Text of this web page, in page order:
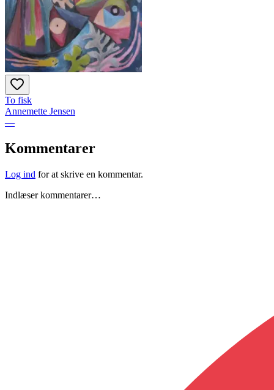
To fisk
Annemette Jensen
—
Kommentarer
Log ind for at skrive en kommentar.
Indlæser kommentarer…